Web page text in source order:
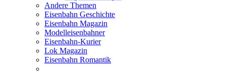
Andere Themen
Eisenbahn Geschichte
Eisenbahn Magazin
Modelleisenbahner
Eisenbahn-Kurier
Lok Magazin
Eisenbahn Romantik